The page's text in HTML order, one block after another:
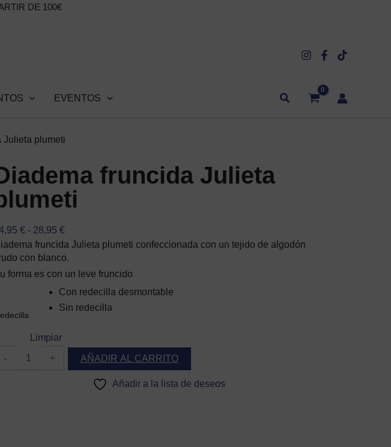
DE 100€
EVENTOS Buscar
Julieta plumeti
fruncida Julieta
€ - 28,95 €
DE
PRECIOS:
DESDE
14,95 €
HASTA
28,95 €
fruncida Julieta plumeti confeccionada con un tejido de algodón
con blanco.
forma es con un leve fruncido
Con redecilla desmontable
Sin redecilla
Limpiar
- + AÑADIR AL CARRITO
Añadir a la lista de deseos